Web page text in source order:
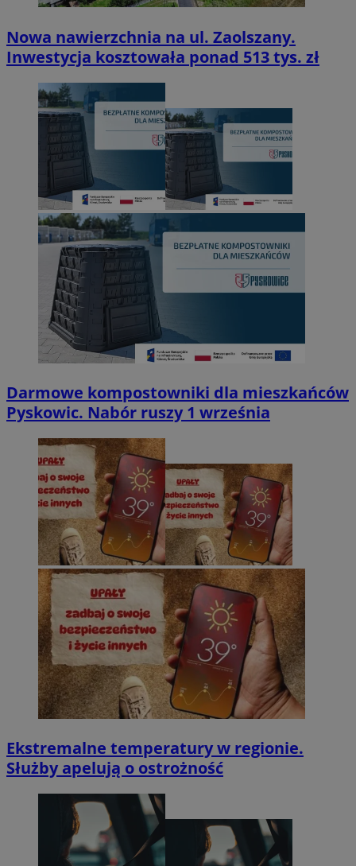
Nowa nawierzchnia na ul. Zaolszany.
Inwestycja kosztowała ponad 513 tys. zł
Darmowe kompostowniki dla mieszkańców
Pyskowic. Nabór ruszy 1 września
Ekstremalne temperatury w regionie.
Służby apelują o ostrożność